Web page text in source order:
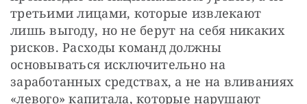
третьими лицами, которые извлекают
лишь выгоду, но не берут на себя никаких
рисков. Расходы команд должны
основываться исключительно на
заработанных средствах, а не на вливаниях
«левого» капитала, которые нарушают